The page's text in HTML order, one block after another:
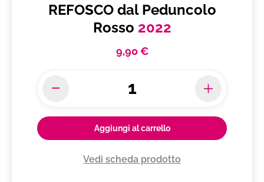
REFOSCO dal Peduncolo
Rosso 2022
9,90 €
Aggiungi al carrello
Vedi scheda prodotto